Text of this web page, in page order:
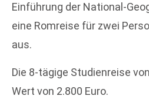
Einführung der National-
eine Romreise für zwei
aus.
Die 8-tägige Studienreise von
Wert von 2.800 Euro.